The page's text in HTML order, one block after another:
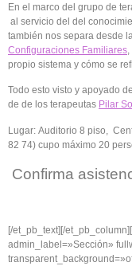
En el marco del grupo de
al servicio del del
también nos separa desde
Configuraciones Familiares
propio sistema y cómo se
Todo esto visto y apoyado
de de los terapeutas Pilar
Lugar: Auditorio 8 piso ,
82 74) cupo máximo 20
Confirma
[/et_pb_text][/
admin_label=»Sección»